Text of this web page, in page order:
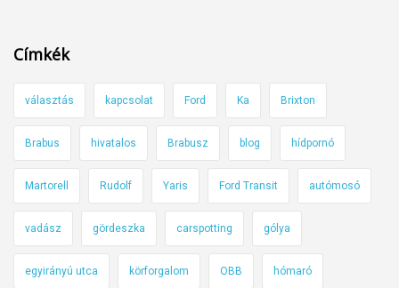
é
g
a
t
á
n
é
t
ó
p
á
l
á
k
Címkék
választás kapcsolat Ford Ka Brixton
Brabus hivatalos Brabusz blog hídpornó
Martorell Rudolf Yaris Ford Transit autómosó
vadász gördeszka carspotting gólya
egyirányú utca körforgalom OBB hómaró